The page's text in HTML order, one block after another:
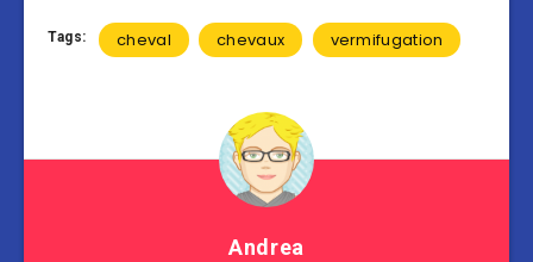
Tags: cheval chevaux vermifugation
Andrea